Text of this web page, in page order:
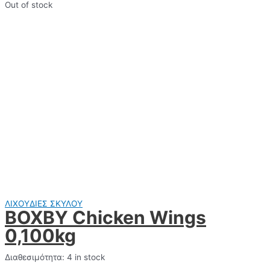
Out of stock
ΛΙΧΟΥΔΙΕΣ ΣΚΥΛΟΥ
BOXBY Chicken Wings
0,100kg
Διαθεσιμότητα: 4 in stock